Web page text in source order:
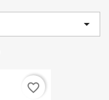

favorite_border